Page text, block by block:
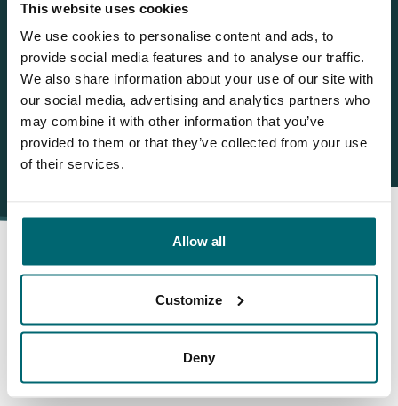
This website uses cookies
We use cookies to personalise content and ads, to
provide social media features and to analyse our traffic.
We also share information about your use of our site with
our social media, advertising and analytics partners who
may combine it with other information that you’ve
provided to them or that they’ve collected from your use
of their services.
Allow all
Customize
Deny
NL+31 344 66 48 06
info@thecarpspecialist.nl
WhatsApp+31 6 556 88 912
Daarom boekt u bij The Carp
Specialist
35050 vissershebben ons al beoordeeld